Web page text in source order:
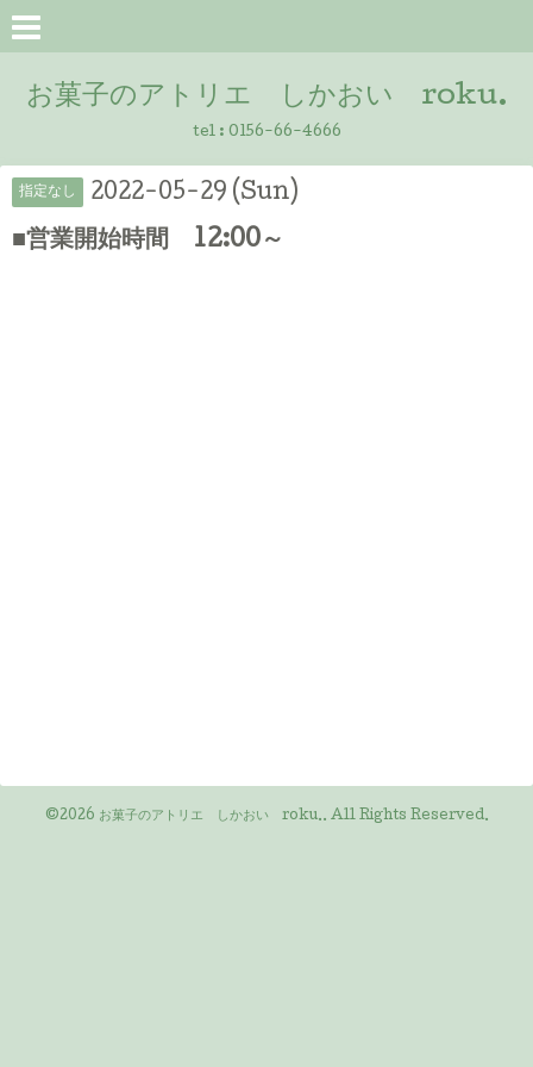
お菓子のアトリエ しかおい roku.
tel : 0156-66-4666
指定なし 2022-05-29 (Sun)
■営業開始時間 12:00～
©2026 お菓子のアトリエ しかおい roku.. All Rights Reserved.